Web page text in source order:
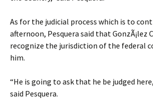
As for the judicial process which is to
afternoon, Pesquera said that GonzÃ¡lez
recognize the jurisdiction of the federal
him.
“He is going to ask that he be judged
said Pesquera.